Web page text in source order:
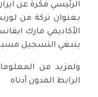
بعنوان تركة من
الأكاديمي مارك
ينبغي التسجيل
ولمزيد من
الرابط المدون أدناه